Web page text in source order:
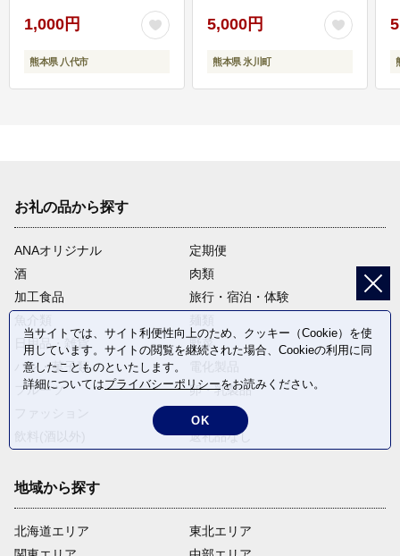
1,000円
熊本県 八代市
5,000円
熊本県 氷川町
お礼の品から探す
ANAオリジナル
定期便
酒
肉類
加工食品
旅行・宿泊・体験
日用品・雑貨
野菜
パン・菓子類
フルーツ
卵・乳製品
米・穀物
返礼品なし
地域から探す
北海道エリア
東北エリア
当サイトでは、サイト利便性向上のため、クッキー（Cookie）を使
用しています。サイトの閲覧を継続された場合、Cookieの利用に同
意したことものといたします。
詳細についてはプライバシーポリシーをお読みください。
OK